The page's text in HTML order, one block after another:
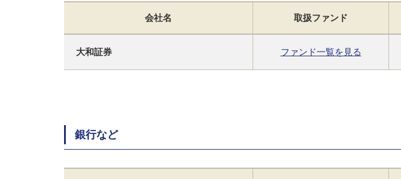
会社名 取扱ファンド
大和証券 ファンド一覧を見る
銀行など